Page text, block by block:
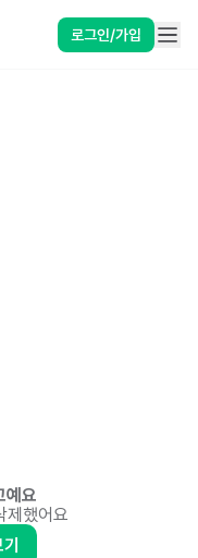
로그인/가입
예요
제했어요